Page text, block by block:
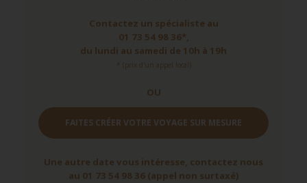
Contactez un spécialiste au
01 73 54 98 36*,
du lundi au samedi de 10h à 19h
* (prix d'un appel local)
OU
FAITES CRÉER VOTRE VOYAGE SUR MESURE
Une autre date vous intéresse, contactez nous
au 01 73 54 98 36 (appel non surtaxé)